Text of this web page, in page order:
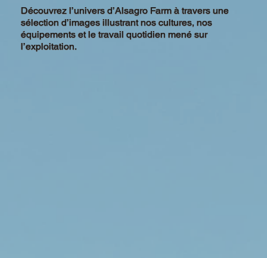
Découvrez l’univers d’Alsagro Farm à travers une
sélection d’images illustrant nos cultures, nos
équipements et le travail quotidien mené sur
l’exploitation.